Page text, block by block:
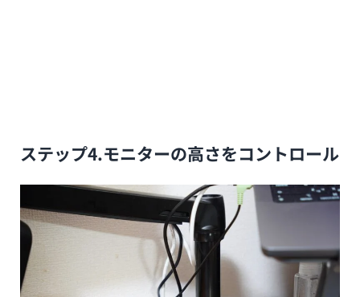
ステップ4.モニターの高さをコントロール